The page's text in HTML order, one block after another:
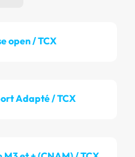
open / TCX
Adapté / TCX